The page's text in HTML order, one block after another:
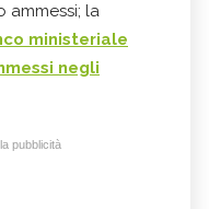
ammessi; la
ministeriale
negli
pubblicità